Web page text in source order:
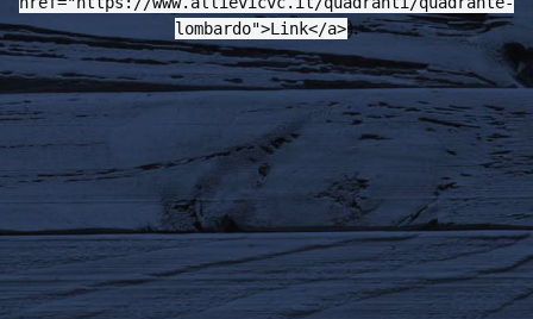
lombardo">Link</a>).